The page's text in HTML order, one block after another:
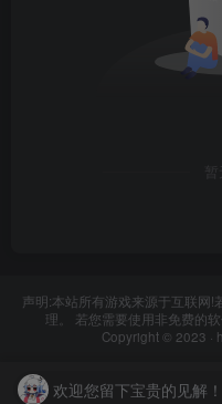
声明:本站所有游戏来源于互联网
理。 若您需要使用非免费的
Copyright © 2023 ·
欢迎您留下宝贵的见解！